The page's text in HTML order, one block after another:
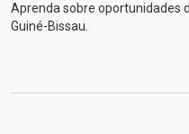
Aprenda sobre oportunidades
Guiné-Bissau.